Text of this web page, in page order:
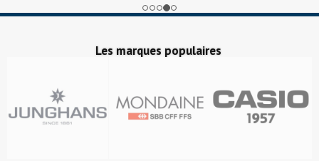
Les marques populaires